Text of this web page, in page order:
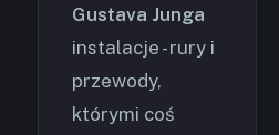
Gustava Junga
instalacje - rury i
przewody,
którymi coś